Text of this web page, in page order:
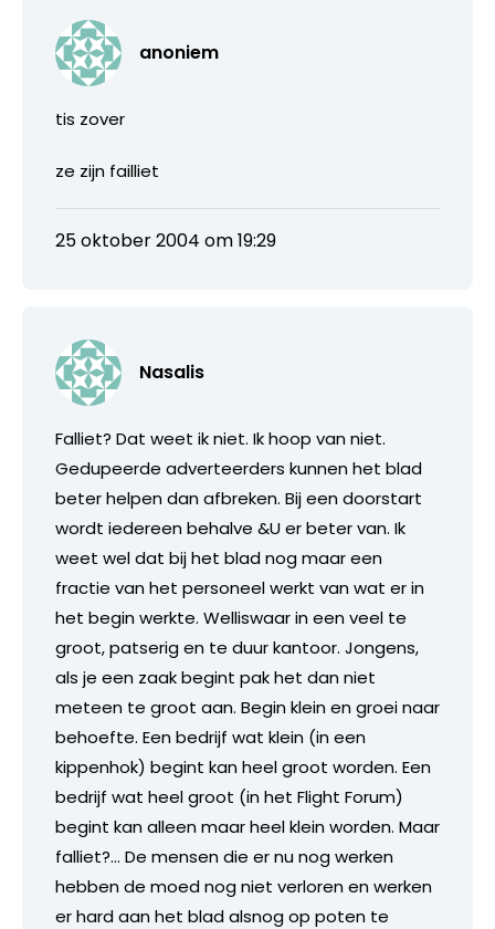
anoniem
tis zover
ze zijn failliet
25 oktober 2004 om 19:29
Nasalis
Falliet? Dat weet ik niet. Ik hoop van niet.
Gedupeerde adverteerders kunnen het blad
beter helpen dan afbreken. Bij een doorstart
wordt iedereen behalve &U er beter van. Ik
weet wel dat bij het blad nog maar een
fractie van het personeel werkt van wat er in
het begin werkte. Welliswaar in een veel te
groot, patserig en te duur kantoor. Jongens,
als je een zaak begint pak het dan niet
meteen te groot aan. Begin klein en groei naar
behoefte. Een bedrijf wat klein (in een
kippenhok) begint kan heel groot worden. Een
bedrijf wat heel groot (in het Flight Forum)
begint kan alleen maar heel klein worden. Maar
falliet?… De mensen die er nu nog werken
hebben de moed nog niet verloren en werken
er hard aan het blad alsnog op poten te